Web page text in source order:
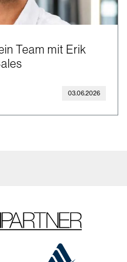
Team mit Erik
03.06.2026